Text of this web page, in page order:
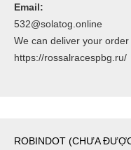
Email:
532@solatog.online
We can deliver your
https://rossalracespbg.ru/
ROBINDOT (CHƯA